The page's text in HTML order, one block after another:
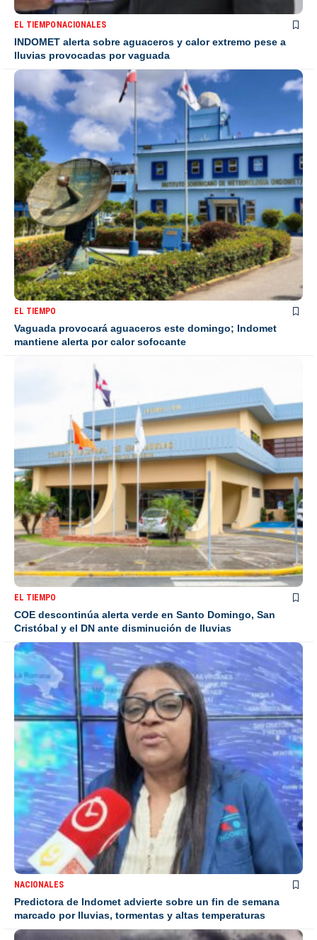
EL TIEMPONACIONALES
INDOMET alerta sobre aguaceros y calor extremo pese a
lluvias provocadas por vaguada
EL TIEMPO
Vaguada provocará aguaceros este domingo; Indomet
mantiene alerta por calor sofocante
EL TIEMPO
COE descontinúa alerta verde en Santo Domingo, San
Cristóbal y el DN ante disminución de lluvias
NACIONALES
Predictora de Indomet advierte sobre un fin de semana
marcado por lluvias, tormentas y altas temperaturas